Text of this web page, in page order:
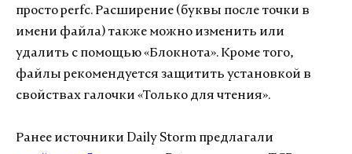
просто perfc. Расширение (буквы после точки в
имени файла) также можно изменить или
удалить с помощью «Блокнота». Кроме того,
файлы рекомендуется защитить установкой в
свойствах галочки «Только для чтения».
Ранее источники Daily Storm предлагали